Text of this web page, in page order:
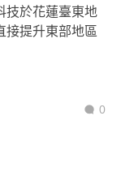
技於花蓮臺東地
接提升東部地區
0